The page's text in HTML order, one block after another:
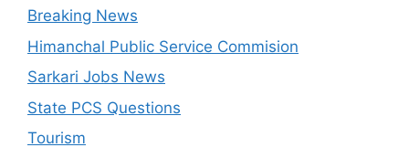
Breaking News
Himanchal Public Service Commision
Sarkari Jobs News
State PCS Questions
Tourism